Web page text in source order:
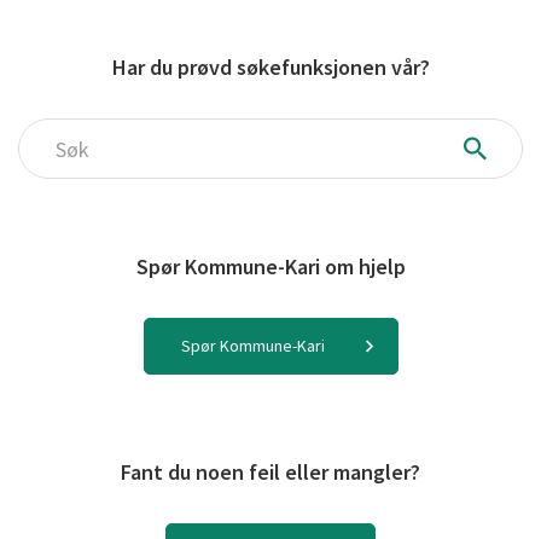
Har du prøvd søkefunksjonen vår?
Søk
Spør Kommune-Kari om hjelp
Spør Kommune-Kari
Fant du noen feil eller mangler?